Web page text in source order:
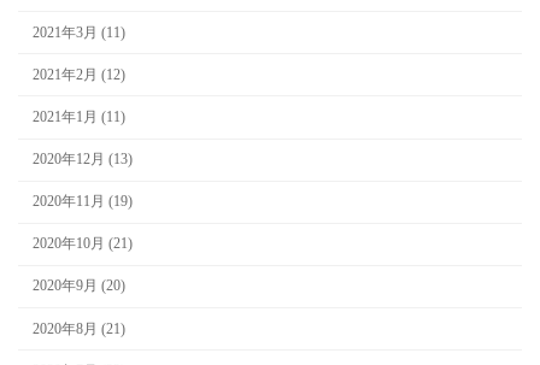
2021年3月 (11)
2021年2月 (12)
2021年1月 (11)
2020年12月 (13)
2020年11月 (19)
2020年10月 (21)
2020年9月 (20)
2020年8月 (21)